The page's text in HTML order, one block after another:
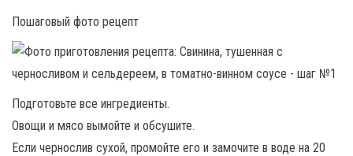
Пошаговый фото рецепт
Подготовьте все ингредиенты.
Овощи и мясо вымойте и обсушите.
Если чернослив сухой, промойте его и замочите в воде на 20